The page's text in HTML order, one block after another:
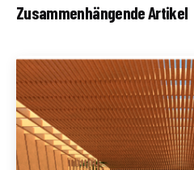
Zusammenhängende Artikel